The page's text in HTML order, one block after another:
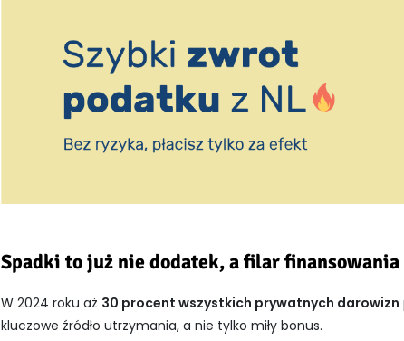
Spadki to już nie dodatek, a filar finansowania
W 2024 roku aż 30 procent wszystkich prywatnych darowizn
kluczowe źródło utrzymania, a nie tylko miły bonus.